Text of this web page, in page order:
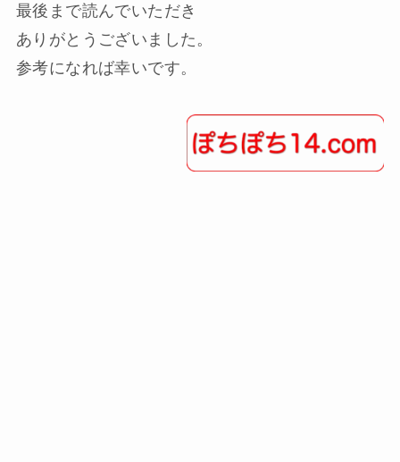
最後まで読んでいただき
ありがとうございました。
参考になれば幸いです。